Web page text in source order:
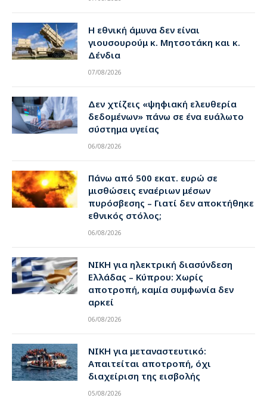
Η εθνική άμυνα δεν είναι
γιουσουρούμ κ. Μητσοτάκη και κ.
Δένδια
07/08/2026
Δεν χτίζεις «ψηφιακή ελευθερία
δεδομένων» πάνω σε ένα ευάλωτο
σύστημα υγείας
06/08/2026
Πάνω από 500 εκατ. ευρώ σε
μισθώσεις εναέριων μέσων
πυρόσβεσης – Γιατί δεν αποκτήθηκε
εθνικός στόλος;
06/08/2026
ΝΙΚΗ για ηλεκτρική διασύνδεση
Ελλάδας – Κύπρου: Χωρίς
αποτροπή, καμία συμφωνία δεν
αρκεί
06/08/2026
ΝΙΚΗ για μεταναστευτικό:
Απαιτείται αποτροπή, όχι
διαχείριση της εισβολής
05/08/2026